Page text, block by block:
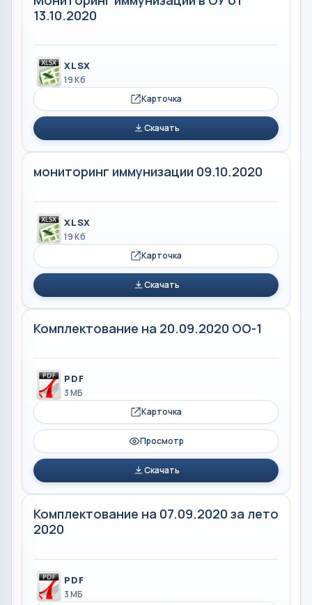
13.10.2020
XLSX
19 Кб
Карточка
Скачать
мониторинг иммунизации 09.10.2020
XLSX
19 Кб
Карточка
Скачать
Комплектование на 20.09.2020 ОО-1
PDF
3 МБ
Карточка
Просмотр
Скачать
Комплектование на 07.09.2020 за лето
2020
PDF
3 МБ